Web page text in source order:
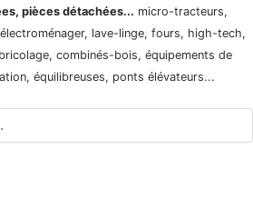
pièces détachées... micro-tracteurs,
lave-linge, fours, high-tech,
combinés-bois, équipements de
équilibreuses, ponts élévateurs...